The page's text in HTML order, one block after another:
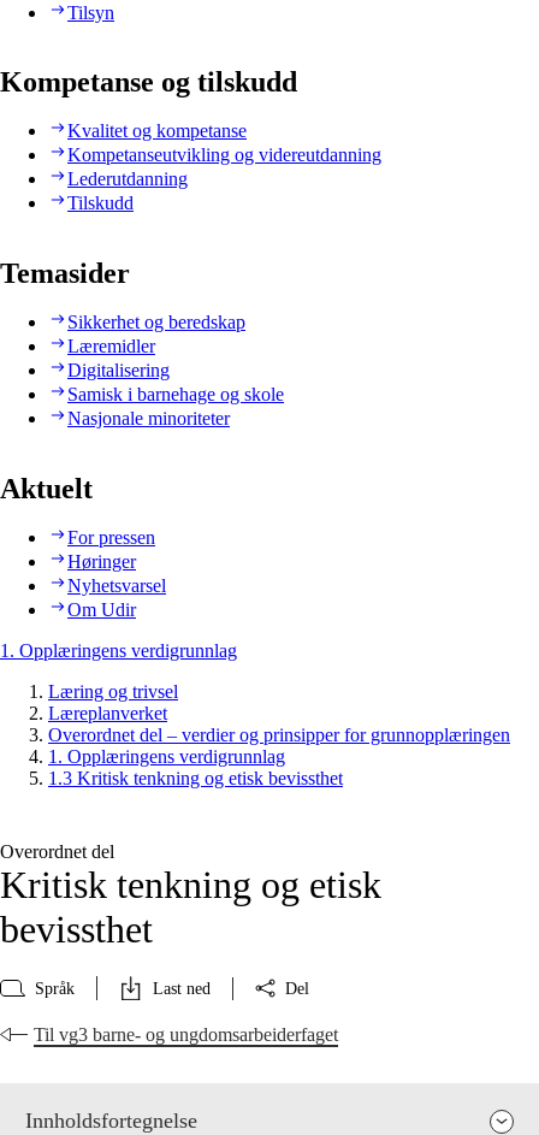
Tilsyn
Kompetanse og tilskudd
Kvalitet og kompetanse
Kompetanseutvikling og videreutdanning
Lederutdanning
Tilskudd
Temasider
Sikkerhet og beredskap
Læremidler
Digitalisering
Samisk i barnehage og skole
Nasjonale minoriteter
Aktuelt
For pressen
Høringer
Nyhetsvarsel
Om Udir
1. Opplæringens verdigrunnlag
Læring og trivsel
Læreplanverket
Overordnet del – verdier og prinsipper for grunnopplæringen
1. Opplæringens verdigrunnlag
1.3 Kritisk tenkning og etisk bevissthet
Overordnet del
Kritisk tenkning og etisk
bevissthet
Språk Last ned Del
Til vg3 barne- og ungdomsarbeiderfaget
Innholdsfortegnelse